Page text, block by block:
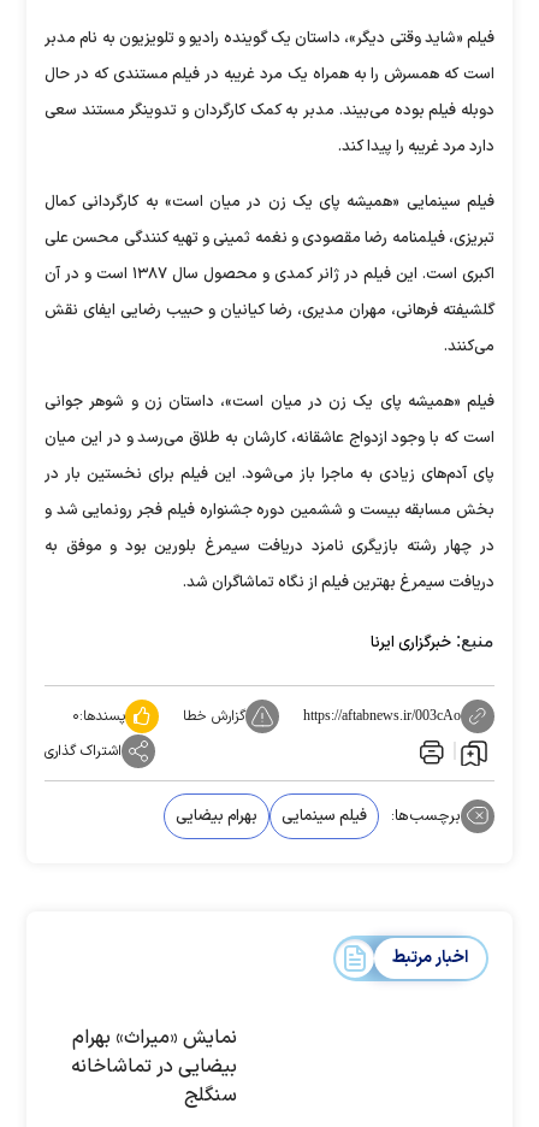
فیلم «شاید وقتی دیگر»، داستان یک گوینده رادیو و تلویزیون به نام مدبر
است که همسرش را به همراه یک مرد غریبه در فیلم مستندی که در حال
دوبله فیلم بوده می‌بیند. مدبر به کمک کارگردان و تدوینگر مستند سعی
دارد مرد غریبه را پیدا کند.
فیلم سینمایی «همیشه پای یک زن در میان است» به کارگردانی کمال
تبریزی، فیلمنامه رضا مقصودی و نغمه ثمینی و تهیه کنندگی محسن علی
اکبری است. این فیلم در ژانر کمدی و محصول سال ۱۳۸۷ است و در آن
گلشیفته فرهانی، مهران مدیری، رضا کیانیان و حبیب رضایی ایفای نقش
می‌کنند.
فیلم «همیشه پای یک زن در میان است»، داستان زن و شوهر جوانی
است که با وجود ازدواج عاشقانه، کارشان به طلاق می‌رسد و در این میان
پای آدم‌های زیادی به ماجرا باز می‌شود. این فیلم برای نخستین بار در
بخش مسابقه بیست و ششمین دوره جشنواره فیلم فجر رونمایی شد و
در چهار رشته بازیگری نامزد دریافت سیمرغ بلورین بود و موفق به
دریافت سیمرغ بهترین فیلم از نگاه تماشاگران شد.
منبع: خبرگزاری ایرنا
https://aftabnews.ir/003cAo گزارش خطا پسندها:۰
اشتراک گذاری
برچسب‌ها: فیلم سینمایی بهرام بیضایی
اخبار مرتبط
نمایش «میراث» بهرام
بیضایی در تماشاخانه
سنگلج